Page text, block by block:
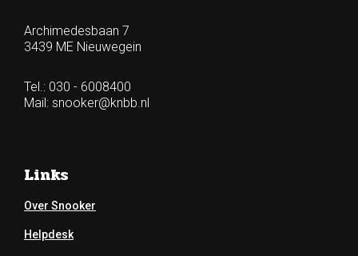
Archimedesbaan 7
3439 ME Nieuwegein
Tel.: 030 - 6008400
Mail: snooker@knbb.nl
Links
Over Snooker
Helpdesk